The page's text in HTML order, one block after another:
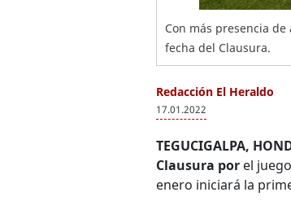
Con más presencia
fecha del Clausura.
Redacción El Heraldo
17.01.2022
TEGUCIGALPA,
Clausura por el
enero iniciará la